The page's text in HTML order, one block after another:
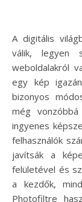
A digitális világban a képek szerepe egyre fontosabbá
válik, legyen
weboldalakról
egy kép
bizonyos
még
ingyenes
felhasználók
javítsák a
felületével és
a kezdők,
Photofiltre